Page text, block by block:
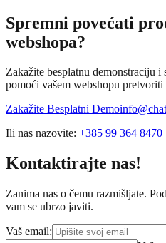
Spremni povećati
webshopa?
Zakažite besplatnu demonstraciju
pomoći vašem webshopu
Zakažite Besplatni Demo
Ili nas nazovite: +385 99 364 8470
Kontaktirajte nas!
Zanima nas o čemu razmišljate.
vam se ubrzo javiti.
Vaš email: